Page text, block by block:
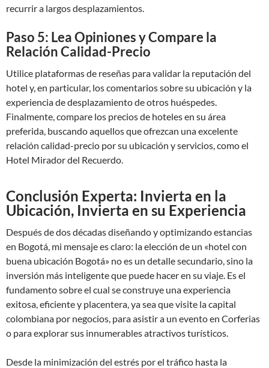
recurrir a largos desplazamientos.
Paso 5: Lea Opiniones y Compare la
Relación Calidad-Precio
Utilice plataformas de reseñas para validar la reputación del
hotel y, en particular, los comentarios sobre su ubicación y la
experiencia de desplazamiento de otros huéspedes.
Finalmente, compare los precios de hoteles en su área
preferida, buscando aquellos que ofrezcan una excelente
relación calidad-precio por su ubicación y servicios, como el
Hotel Mirador del Recuerdo.
Conclusión Experta: Invierta en la
Ubicación, Invierta en su Experiencia
Después de dos décadas diseñando y optimizando estancias
en Bogotá, mi mensaje es claro: la elección de un «hotel con
buena ubicación Bogotá» no es un detalle secundario, sino la
inversión más inteligente que puede hacer en su viaje. Es el
fundamento sobre el cual se construye una experiencia
exitosa, eficiente y placentera, ya sea que visite la capital
colombiana por negocios, para asistir a un evento en Corferias
o para explorar sus innumerables atractivos turísticos.
Desde la minimización del estrés por el tráfico hasta la